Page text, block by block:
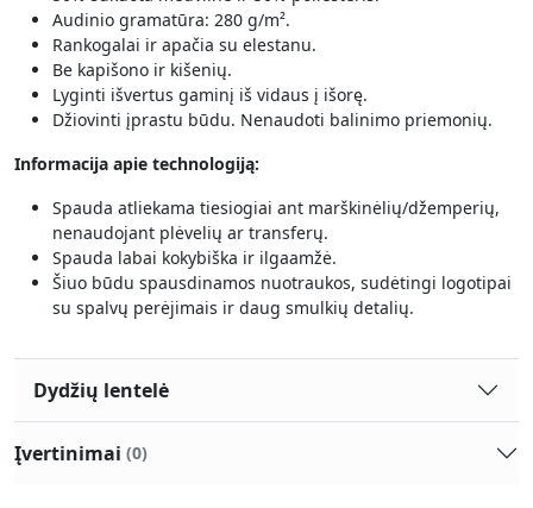
Audinio gramatūra: 280 g/m².
Rankogalai ir apačia su elestanu.
Be kapišono ir kišenių.
Lyginti išvertus gaminį iš vidaus į išorę.
Džiovinti įprastu būdu. Nenaudoti balinimo priemonių.
Informacija apie technologiją:
Spauda atliekama tiesiogiai ant marškinėlių/džemperių,
nenaudojant plėvelių ar transferų.
Spauda labai kokybiška ir ilgaamžė.
Šiuo būdu spausdinamos nuotraukos, sudėtingi logotipai
su spalvų perėjimais ir daug smulkių detalių.
Dydžių lentelė
Įvertinimai (0)